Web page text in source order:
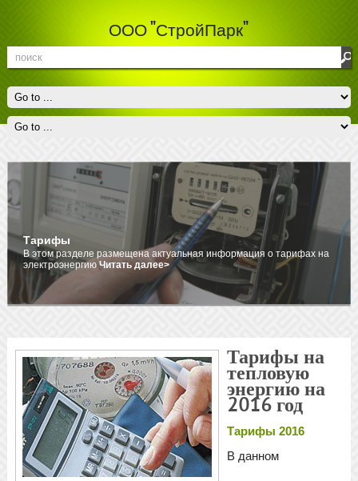
ООО "СтройПарк"
Тарифы
В этом разделе размещена актуальная информация о тарифах на
электроэнергиюЧитать далее>
Тарифы на
тепловую
энергию на
2016 год
Тарифы 2016
В данном